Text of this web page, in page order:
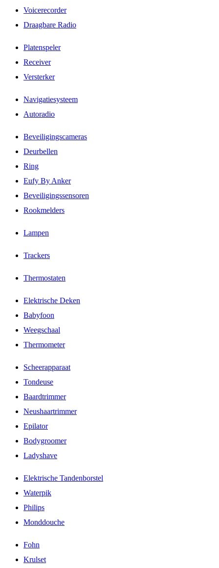
Voicerecorder
Draagbare Radio
Platenspeler
Receiver
Versterker
Navigatiesysteem
Autoradio
Beveiligingscameras
Deurbellen
Ring
Eufy By Anker
Beveiligingssensoren
Rookmelders
Lampen
Trackers
Thermostaten
Elektrische Deken
Babyfoon
Weegschaal
Thermometer
Scheerapparaat
Tondeuse
Baardtrimmer
Neushaartrimmer
Epilator
Bodygroomer
Ladyshave
Elektrische Tandenborstel
Waterpik
Philips
Monddouche
Fohn
Krulset